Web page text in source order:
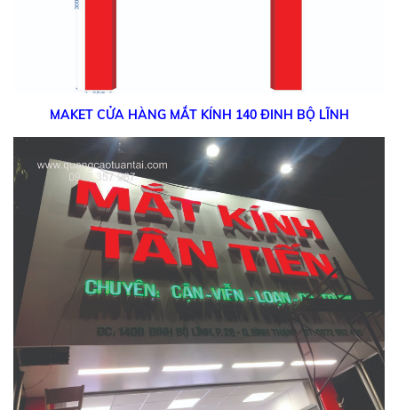
MAKET CỬA HÀNG MẮT KÍNH 140 ĐINH BỘ LĨNH